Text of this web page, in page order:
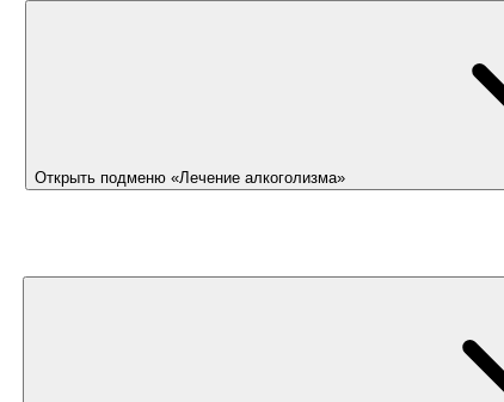
Открыть подменю «Лечение алкоголизма»